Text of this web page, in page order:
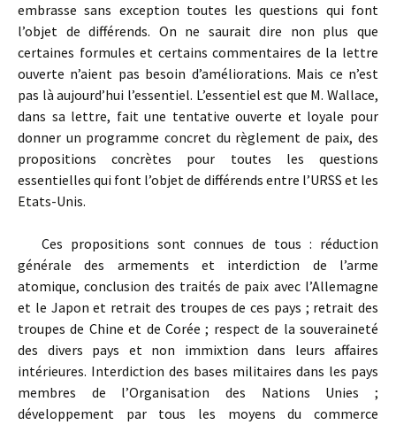
embrasse sans exception toutes les questions qui font
l’objet de différends. On ne saurait dire non plus que
certaines formules et certains commentaires de la lettre
ouverte n’aient pas besoin d’améliorations. Mais ce n’est
pas là aujourd’hui l’essentiel. L’essentiel est que M. Wallace,
dans sa lettre, fait une tentative ouverte et loyale pour
donner un programme concret du règlement de paix, des
propositions concrètes pour toutes les questions
essentielles qui font l’objet de différends entre l’URSS et les
Etats-Unis.
Ces propositions sont connues de tous : réduction
générale des armements et interdiction de l’arme
atomique, conclusion des traités de paix avec l’Allemagne
et le Japon et retrait des troupes de ces pays ; retrait des
troupes de Chine et de Corée ; respect de la souveraineté
des divers pays et non immixtion dans leurs affaires
intérieures. Interdiction des bases militaires dans les pays
membres de l’Organisation des Nations Unies ;
développement par tous les moyens du commerce